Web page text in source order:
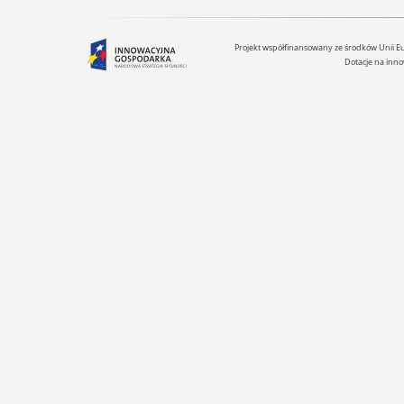
Projekt współfinansowany ze środków Unii
Dotacje na